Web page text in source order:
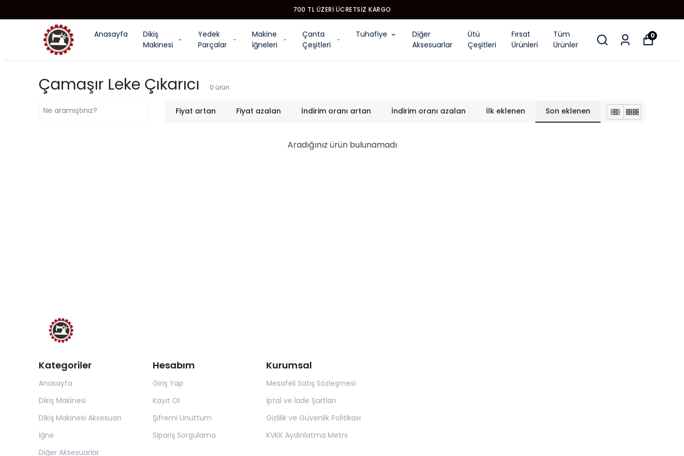
700 TL ÜZERI ÜCRETSIZ KARGO
Anasayfa
Dikiş
Makinesi
Yedek
Parçalar
Makine
İğneleri
Çanta
Çeşitleri
Tuhafiye
Diğer
Aksesuarlar
Ütü
Çeşitleri
Fırsat
Ürünleri
Tüm
Ürünler
0
Çamaşır Leke Çıkarıcı 0 ürün
Fiyat artan Fiyat azalan İndirim oranı artan İndirim oranı azalan İlk eklenen Son eklenen
Aradığınız ürün bulunamadı
Kategoriler
Anasayfa
Dikiş Makinesi
Dikiş Makinesi Aksesuarı
İğne
Diğer Aksesuarlar
Hesabım
Giriş Yap
Kayıt Ol
Şifremi Unuttum
Sipariş Sorgulama
Kurumsal
Mesafeli Satış Sözleşmesi
İptal ve İade Şartları
Gizlilik ve Güvenlik Politikası
KVKK Aydınlatma Metni